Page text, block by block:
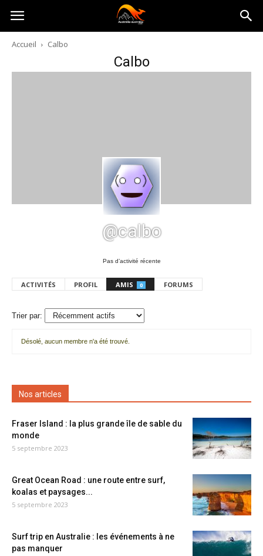
Australia-
australie.com
Accueil Calbo
Calbo
@calbo
Pas d’activité récente
ACTIVITÉS PROFIL AMIS 0 FORUMS
Trier par:
amis
Désolé, aucun membre n'a été trouvé.
Nos articles
Fraser Island : la plus grande île de sable du
monde
5 septembre 2023
Great Ocean Road : une route entre surf,
koalas et paysages...
5 septembre 2023
Surf trip en Australie : les événements à ne
pas manquer